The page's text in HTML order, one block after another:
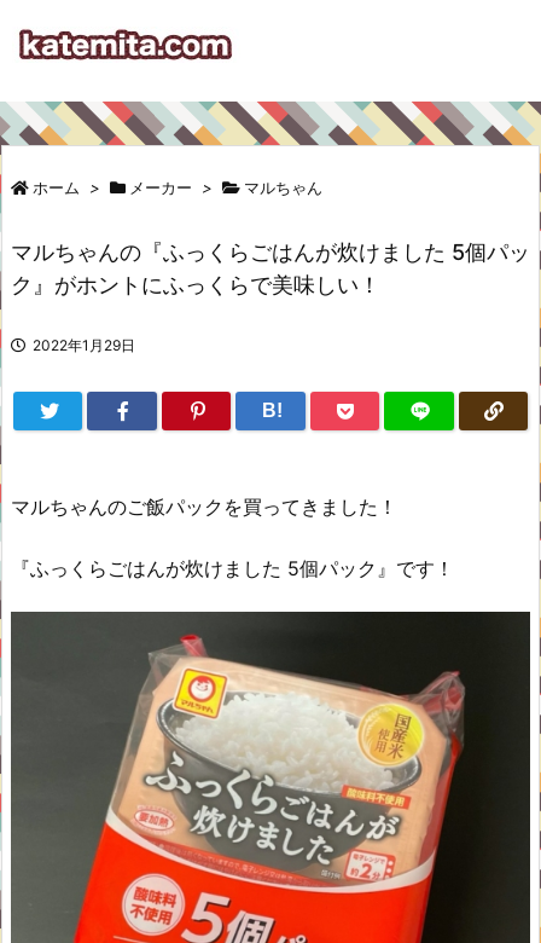
ホーム > メーカー > マルちゃん
マルちゃんの『ふっくらごはんが炊けました 5個パッ
ク』がホントにふっくらで美味しい！
2022年1月29日
B!
マルちゃんのご飯パックを買ってきました！
『ふっくらごはんが炊けました 5個パック』です！